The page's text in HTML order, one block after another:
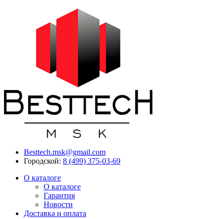
Besttech.msk@gmail.com
Городской: 8 (499) 375-03-69
О каталоге
О каталоге
Гарантия
Новости
Доставка и оплата